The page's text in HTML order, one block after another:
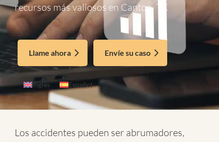
recursos más valiosos en Canton, TX
Llame ahora Envíe su caso
Inglés Español
Los accidentes pueden ser abrumadores,